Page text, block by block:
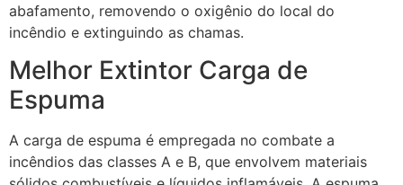
abafamento, removendo o oxigênio do local do
incêndio e extinguindo as chamas.
Melhor Extintor Carga de
Espuma
A carga de espuma é empregada no combate a
incêndios das classes A e B, que envolvem materiais